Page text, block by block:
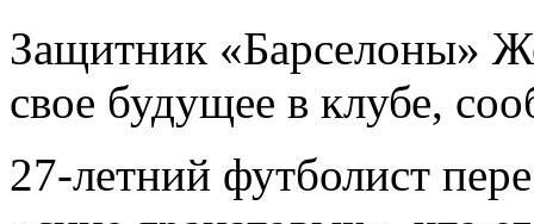
Защитник «Барселоны»
свое будущее в клубе,
27-летний футболист